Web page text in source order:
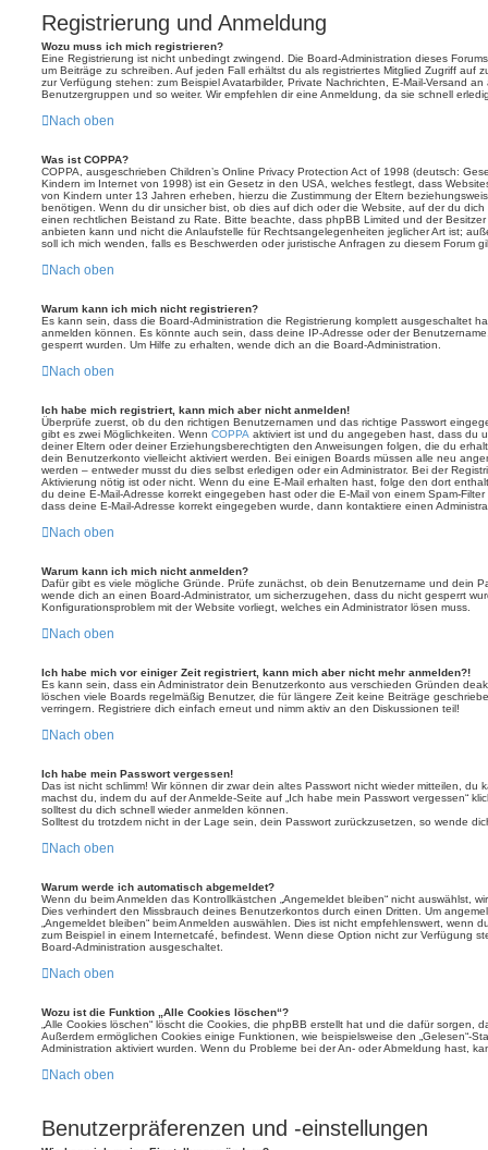
Registrierung und Anmeldung
Wozu muss ich mich registrieren?
Eine Registrierung ist nicht unbedingt zwingend. Die Board-Administration dieses
um Beiträge zu schreiben. Auf jeden Fall erhältst du als registriertes Mitglied Zugriff auf
zur Verfügung stehen: zum Beispiel Avatarbilder, Private Nachrichten, E-Mail-Versand
Benutzergruppen und so weiter. Wir empfehlen dir eine Anmeldung, da sie schnell
Nach oben
Was ist COPPA?
COPPA, ausgeschrieben Children’s Online Privacy Protection Act of 1998 (deutsch:
Kindern im Internet von 1998) ist ein Gesetz in den USA, welches festlegt, dass
von Kindern unter 13 Jahren erheben, hierzu die Zustimmung der Eltern
benötigen. Wenn du dir unsicher bist, ob dies auf dich oder die Website, auf der du
einen rechtlichen Beistand zu Rate. Bitte beachte, dass phpBB Limited und der
anbieten kann und nicht die Anlaufstelle für Rechtsangelegenheiten jeglicher Art ist;
soll ich mich wenden, falls es Beschwerden oder juristische Anfragen zu diesem Forum
Nach oben
Warum kann ich mich nicht registrieren?
Es kann sein, dass die Board-Administration die Registrierung komplett ausgeschaltet
anmelden können. Es könnte auch sein, dass deine IP-Adresse oder der
gesperrt wurden. Um Hilfe zu erhalten, wende dich an die Board-Administration.
Nach oben
Ich habe mich registriert, kann mich aber nicht anmelden!
Überprüfe zuerst, ob du den richtigen Benutzernamen und das richtige Passwort
gibt es zwei Möglichkeiten. Wenn COPPA aktiviert ist und du angegeben hast, dass du
deiner Eltern oder deiner Erziehungsberechtigten den Anweisungen folgen, die du
dein Benutzerkonto vielleicht aktiviert werden. Bei einigen Boards müssen alle neu
werden – entweder musst du dies selbst erledigen oder ein Administrator. Bei der
Aktivierung nötig ist oder nicht. Wenn du eine E-Mail erhalten hast, folge den dort
du deine E-Mail-Adresse korrekt eingegeben hast oder die E-Mail von einem Spam-
dass deine E-Mail-Adresse korrekt eingegeben wurde, dann kontaktiere einen
Nach oben
Warum kann ich mich nicht anmelden?
Dafür gibt es viele mögliche Gründe. Prüfe zunächst, ob dein Benutzername und dein
wende dich an einen Board-Administrator, um sicherzugehen, dass du nicht gesperrt
Konfigurationsproblem mit der Website vorliegt, welches ein Administrator lösen muss.
Nach oben
Ich habe mich vor einiger Zeit registriert, kann mich aber nicht mehr anmelden?!
Es kann sein, dass ein Administrator dein Benutzerkonto aus verschieden Gründen
löschen viele Boards regelmäßig Benutzer, die für längere Zeit keine Beiträge
verringern. Registriere dich einfach erneut und nimm aktiv an den Diskussionen teil!
Nach oben
Ich habe mein Passwort vergessen!
Das ist nicht schlimm! Wir können dir zwar dein altes Passwort nicht wieder mitteilen, du
machst du, indem du auf der Anmelde-Seite auf „Ich habe mein Passwort vergessen“
solltest du dich schnell wieder anmelden können.
Solltest du trotzdem nicht in der Lage sein, dein Passwort zurückzusetzen, so wende
Nach oben
Warum werde ich automatisch abgemeldet?
Wenn du beim Anmelden das Kontrollkästchen „Angemeldet bleiben“ nicht auswählst,
Dies verhindert den Missbrauch deines Benutzerkontos durch einen Dritten. Um
„Angemeldet bleiben“ beim Anmelden auswählen. Dies ist nicht empfehlenswert, wenn
zum Beispiel in einem Internetcafé, befindest. Wenn diese Option nicht zur Verfügung
Board-Administration ausgeschaltet.
Nach oben
Wozu ist die Funktion „Alle Cookies löschen“?
„Alle Cookies löschen“ löscht die Cookies, die phpBB erstellt hat und die dafür sorgen,
Außerdem ermöglichen Cookies einige Funktionen, wie beispielsweise den „Gelesen“-
Administration aktiviert wurden. Wenn du Probleme bei der An- oder Abmeldung hast,
Nach oben
Benutzerpräferenzen und -einstellungen